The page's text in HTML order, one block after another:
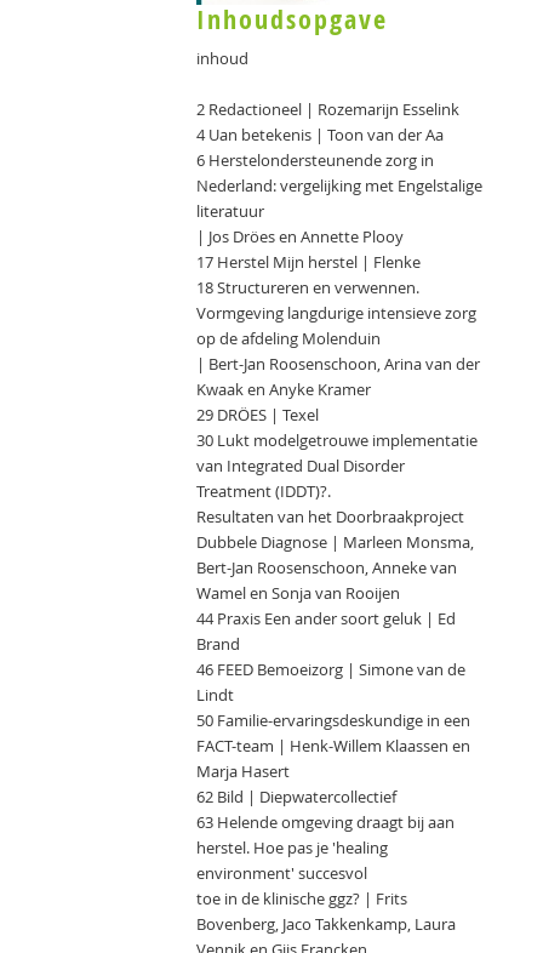
Inhoudsopgave
inhoud
2 Redactioneel | Rozemarijn Esselink
4 Uan betekenis | Toon van der Aa
6 Herstelondersteunende zorg in
Nederland: vergelijking met Engelstalige
literatuur
| Jos Dröes en Annette Plooy
17 Herstel Mijn herstel | Flenke
18 Structureren en verwennen.
Vormgeving langdurige intensieve zorg
op de afdeling Molenduin
| Bert-Jan Roosenschoon, Arina van der
Kwaak en Anyke Kramer
29 DRÖES | Texel
30 Lukt modelgetrouwe implementatie
van Integrated Dual Disorder
Treatment (IDDT)?.
Resultaten van het Doorbraakproject
Dubbele Diagnose | Marleen Monsma,
Bert-Jan Roosenschoon, Anneke van
Wamel en Sonja van Rooijen
44 Praxis Een ander soort geluk | Ed
Brand
46 FEED Bemoeizorg | Simone van de
Lindt
50 Familie-ervaringsdeskundige in een
FACT-team | Henk-Willem Klaassen en
Marja Hasert
62 Bild | Diepwatercollectief
63 Helende omgeving draagt bij aan
herstel. Hoe pas je 'healing
environment' succesvol
toe in de klinische ggz? | Frits
Bovenberg, Jaco Takkenkamp, Laura